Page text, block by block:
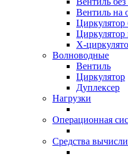
Вентиль на
Циркулятор
Циркулятор
Х-
Волноводные
Вентиль
Циркулятор
Дуплексер
Нагрузки
Операционная
Средства